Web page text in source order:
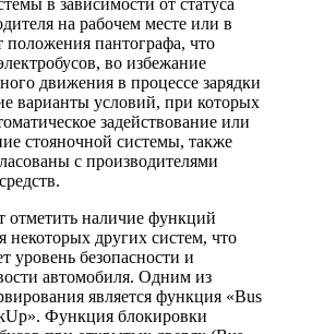
на рабочем месте или в
положения пантографа, что
во избежание
движения в процессе зарядки
варианты условий, при которых
задействование или
стояночной системы, также
с производителями
отметить наличие функций
некоторых других систем, что
уровень безопасности и
автомобиля. Одним из
является функция «Bus
Функция блокировки